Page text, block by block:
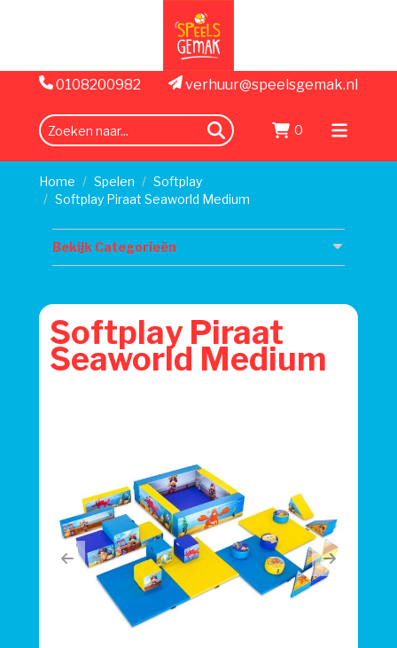
0108200982 verhuur@speelsgemak.nl
zoeken 0
Menu
Home
Spelen
Softplay
Softplay Piraat Seaworld Medium
Bekijk Categorieën
Softplay Piraat
Seaworld Medium
Previous Next